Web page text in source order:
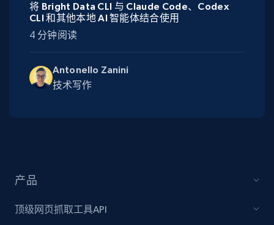
Antonello Zanini
技术写作
将 Bright Data CLI 与 Claude Code、Codex
CLI 和其他本地 AI 智能体结合使用
4 分钟阅读
产品
顶级网页抓取工具API